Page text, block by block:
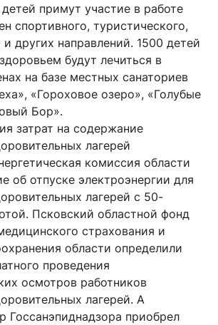
примут участие в работе
спортивного, туристического,
и других направлений. 1500 детей
будут лечиться в
на базе местных санаториев
«Гороховое озеро», «Голубые
Бор».
затрат на содержание
лагерей
комиссия области
об отпуске электроэнергии для
лагерей с 50-
Псковский областной фонд
страхования и
области определили
проведения
осмотров работников
лагерей. А
Госсанэпиднадзора приобрел